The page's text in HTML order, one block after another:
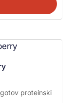
proteinski